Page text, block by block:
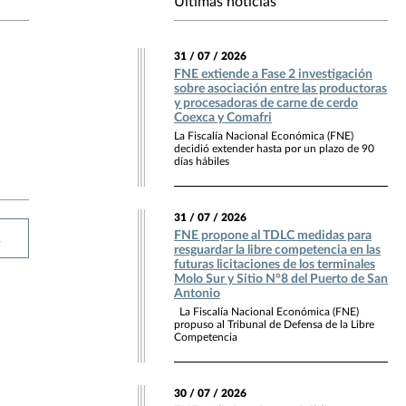
31 / 07 / 2026
FNE extiende a Fase 2 investigación
sobre asociación entre las productoras
y procesadoras de carne de cerdo
Coexca y Comafri
La Fiscalía Nacional Económica (FNE)
decidió extender hasta por un plazo de 90
días hábiles
31 / 07 / 2026
FNE propone al TDLC medidas para
resguardar la libre competencia en las
futuras licitaciones de los terminales
Molo Sur y Sitio N°8 del Puerto de San
Antonio
La Fiscalía Nacional Económica (FNE)
propuso al Tribunal de Defensa de la Libre
Competencia
30 / 07 / 2026